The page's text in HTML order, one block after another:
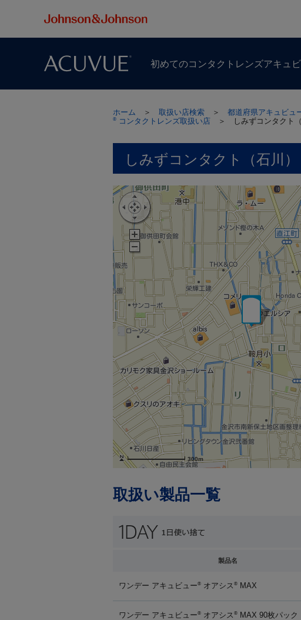
初めての​コンタクトレンズアキュ
ホーム ＞ 取扱い店検索 ＞ 都道府県アキュビュ
® コンタクトレンズ取扱い店 ＞ しみずコンタクト
しみずコンタクト（石川）
300m
取扱い製品一覧
製品名
ワンデー アキュビュー® オアシス ® MAX
ワンデー アキュビュー® オアシス ® MAX 90枚パック